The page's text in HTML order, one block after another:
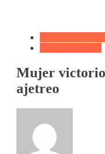
Mujer
ajetreo